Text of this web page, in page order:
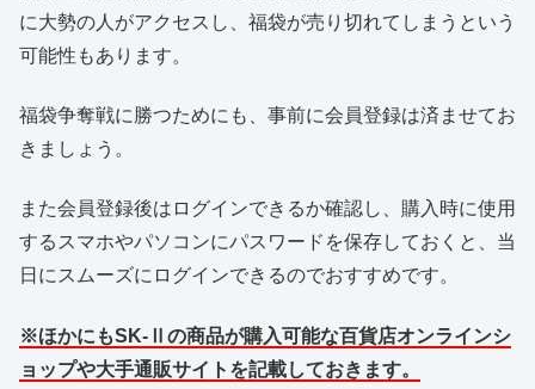
に大勢の人がアクセスし、福袋が売り切れてしまうという
可能性もあります。
福袋争奪戦に勝つためにも、事前に会員登録は済ませてお
きましょう。
また会員登録後はログインできるか確認し、購入時に使用
するスマホやパソコンにパスワードを保存しておくと、当
日にスムーズにログインできるのでおすすめです。
※ほかにもSK-Ⅱの商品が購入可能な百貨店オンラインシ
ョップや大手通販サイトを記載しておきます。